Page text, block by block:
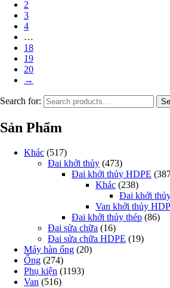
2
3
4
…
18
19
20
→
Search for:
Sản Phẩm
Khác (517)
Đai khởi thủy (473)
Đai khởi thủy HDPE
Khác (238)
Đai khởi
Van khởi thủy
Đai khởi thủy thép (86)
Đai sửa chữa (16)
Đai sửa chữa HDPE (19)
Máy hàn ống (20)
Ống (274)
Phụ kiện (1193)
Van (516)